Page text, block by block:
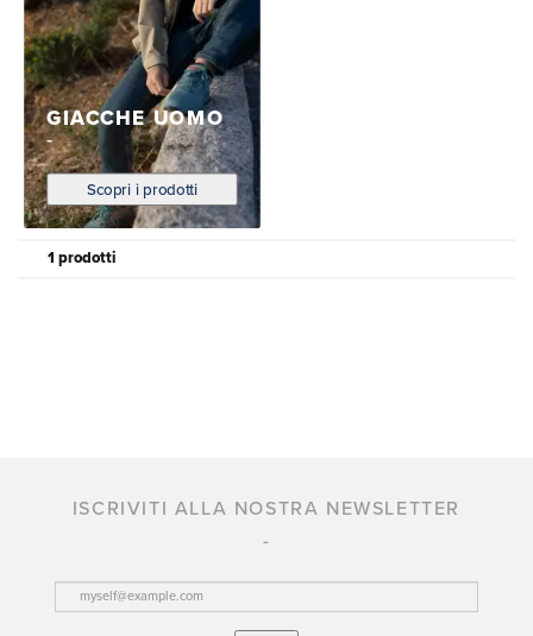
GIACCHE UOMO
Scopri i prodotti
1 prodotti
ISCRIVITI ALLA NOSTRA NEWSLETTER